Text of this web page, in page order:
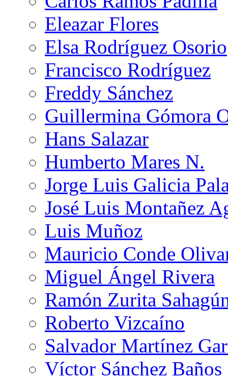
Eleazar Flores
Elsa Rodríguez Osorio
Francisco Rodríguez
Freddy Sánchez
Guillermina Gómora
Hans Salazar
Humberto Mares N.
Jorge Luis Galicia
José Luis Montañez
Luis Muñoz
Mauricio Conde
Miguel Ángel Rivera
Ramón Zurita
Roberto Vizcaíno
Salvador Martínez
Víctor Sánchez Baños